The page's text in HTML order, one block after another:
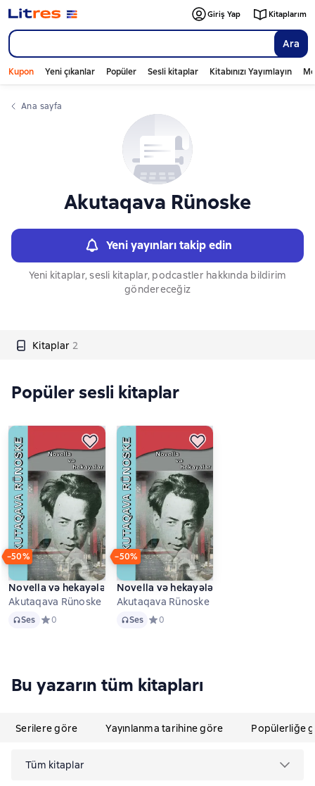
Ara
Giriş Yap Kitaplarım
Kupon Yeni çıkanlar Popüler Sesli kitaplar Kitabınızı Yayımlayın
Ana sayfa
Akutaqava Rünoske
Yeni yayınları takip edin
Yeni kitaplar, sesli kitaplar, podcastler hakkında bildirim
göndereceğiz
Kitaplar 2
Слайдер с книгами
Popüler sesli kitaplar
−50%
Novella və hekayələr
Akutaqava Rünoske
SesSes Средний рейтинг 0 на основе 0 оценок
0
−50%
Novella və hekayələr
Akutaqava Rünoske
SesSes Средний рейтинг 0 на основе 0 оценок
0
Bu yazarın tüm kitapları
Serilere göre Yayınlanma tarihine göre Popülerliğe
Tüm kitaplar